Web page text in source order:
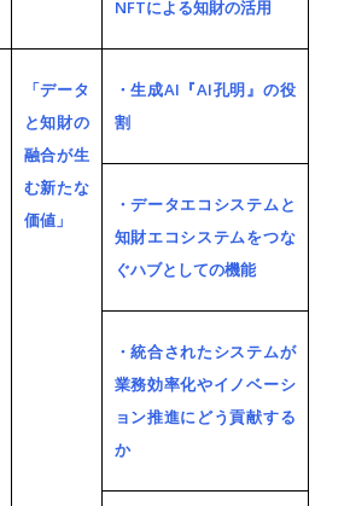
NFTによる知財の活用
「データ
と知財の
融合が生
む新たな
価値」
・生成AI『AI孔明』の役
割
・データエコシステムと
知財エコシステムをつな
ぐハブとしての機能
・統合されたシステムが
業務効率化やイノベーシ
ョン推進にどう貢献する
か